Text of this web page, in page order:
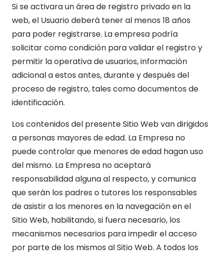
Si se activara un área de registro privado en la
web, el Usuario deberá tener al menos 18 años
para poder registrarse. La empresa podría
solicitar como condición para validar el registro y
permitir la operativa de usuarios, información
adicional a estos antes, durante y después del
proceso de registro, tales como documentos de
identificación.
Los contenidos del presente Sitio Web van dirigidos
a personas mayores de edad. La Empresa no
puede controlar que menores de edad hagan uso
del mismo. La Empresa no aceptará
responsabilidad alguna al respecto, y comunica
que serán los padres o tutores los responsables
de asistir a los menores en la navegación en el
Sitio Web, habilitando, si fuera necesario, los
mecanismos necesarios para impedir el acceso
por parte de los mismos al Sitio Web. A todos los